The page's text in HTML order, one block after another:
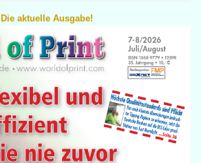
Die aktuelle Ausgabe!